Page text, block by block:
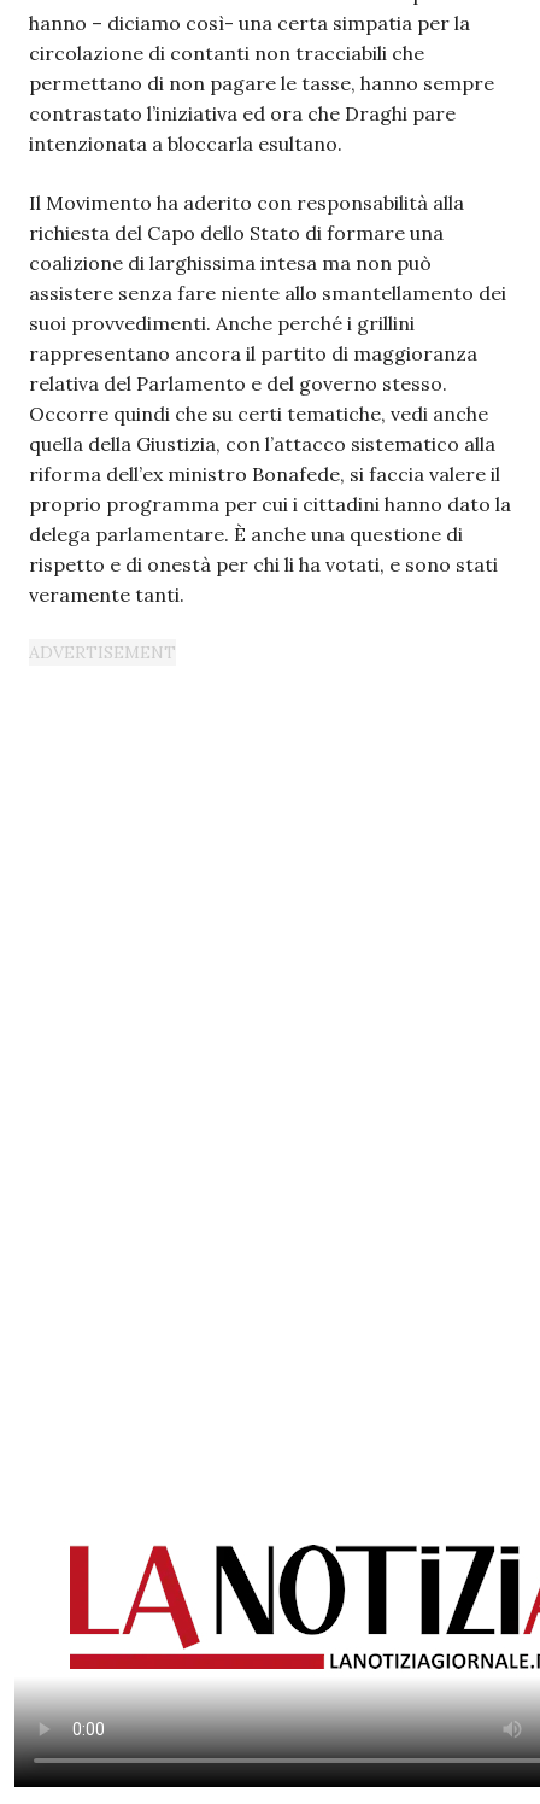
hanno – diciamo così- una certa simpatia per la
circolazione di contanti non tracciabili che
permettano di non pagare le tasse, hanno sempre
contrastato l’iniziativa ed ora che Draghi pare
intenzionata a bloccarla esultano.
Il Movimento ha aderito con responsabilità alla
richiesta del Capo dello Stato di formare una
coalizione di larghissima intesa ma non può
assistere senza fare niente allo smantellamento dei
suoi provvedimenti. Anche perché i grillini
rappresentano ancora il partito di maggioranza
relativa del Parlamento e del governo stesso.
Occorre quindi che su certi tematiche, vedi anche
quella della Giustizia, con l’attacco sistematico alla
riforma dell’ex ministro Bonafede, si faccia valere il
proprio programma per cui i cittadini hanno dato la
delega parlamentare. È anche una questione di
rispetto e di onestà per chi li ha votati, e sono stati
veramente tanti.